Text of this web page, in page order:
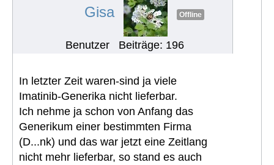
Gisa Offline
Benutzer Beiträge: 196
In letzter Zeit waren-sind ja viele
Imatinib-Generika nicht lieferbar.
Ich nehme ja schon von Anfang das
Generikum einer bestimmten Firma
(D...nk) und das war jetzt eine Zeitlang
nicht mehr lieferbar, so stand es auch